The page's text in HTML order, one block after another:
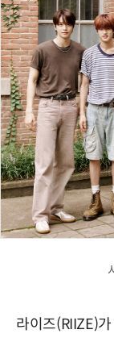
라이즈(RIIZE)